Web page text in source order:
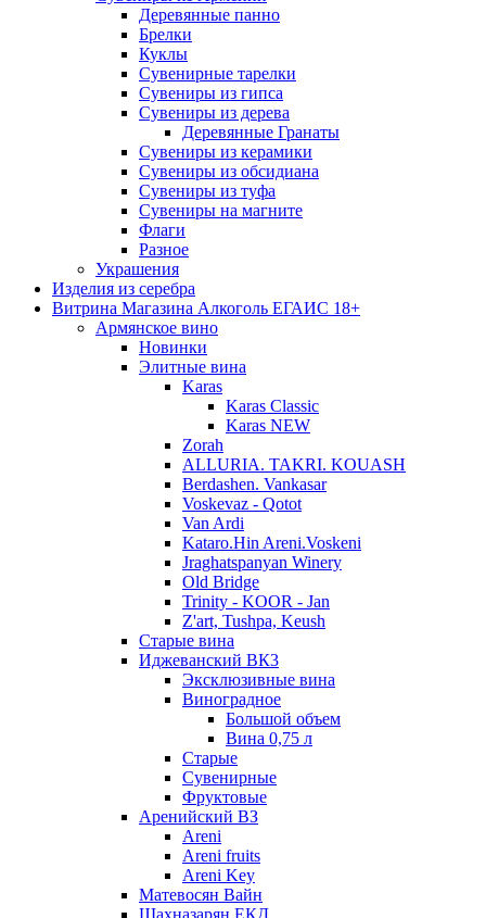
Деревянные панно
Брелки
Куклы
Сувенирные тарелки
Сувениры из гипса
Сувениры из дерева
Деревянные Гранаты
Сувениры из керамики
Сувениры из обсидиана
Сувениры из туфа
Сувениры на магните
Флаги
Разное
Украшения
Изделия из серебра
Витрина Магазина Алкоголь ЕГАИС 18+
Армянское вино
Новинки
Элитные вина
Karas
Karas Classic
Karas NEW
Zorah
ALLURIA. TAKRI. KOUASH
Berdashen. Vankasar
Voskevaz - Qotot
Van Ardi
Kataro.Hin Areni.Voskeni
Jraghatspanyan Winery
Old Bridge
Trinity - KOOR - Jan
Z'art, Tushpa, Keush
Старые вина
Иджеванский ВК3
Эксклюзивные вина
Виноградное
Большой объем
Вина 0,75 л
Старые
Сувенирные
Фруктовые
Аренийский ВЗ
Areni
Areni fruits
Areni Key
Матевосян Вайн
Шахназарян ЕКД